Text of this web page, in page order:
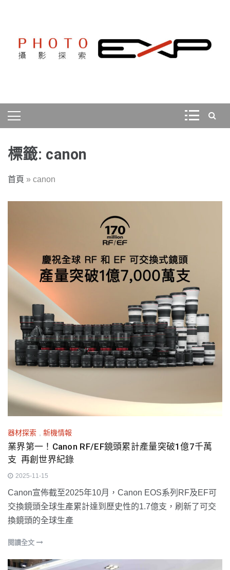
標籤: canon
首頁 » canon
器材探索 新機情報
業界第一！Canon RF/EF鏡頭累計產量突破1億7千萬
支 再創世界紀錄
2025-11-15
Canon宣佈截至2025年10月，Canon EOS系列RF及EF可
交換鏡頭全球生產累計達到歷史性的1.7億支，刷新了可交
換鏡頭的全球生產
閱讀全文